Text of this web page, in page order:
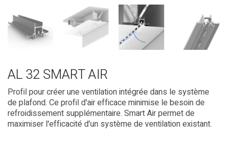
AL 32 SMART AIR
Profil pour créer une ventilation intégrée dans le système
de plafond. Ce profil d'air efficace minimise le besoin de
refroidissement supplémentaire. Smart Air permet de
maximiser l'efficacité d'un système de ventilation existant.